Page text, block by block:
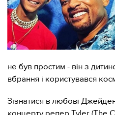
не був простим - він з
вбрання і користувався
Зізнатися в любові